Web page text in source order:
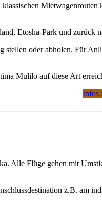
Mietwagenrouten
Etosha-Park und zurück
stellen oder abholen. Für
Mulilo auf diese Art
Infos
Alle Flüge gehen mit
z.B. am